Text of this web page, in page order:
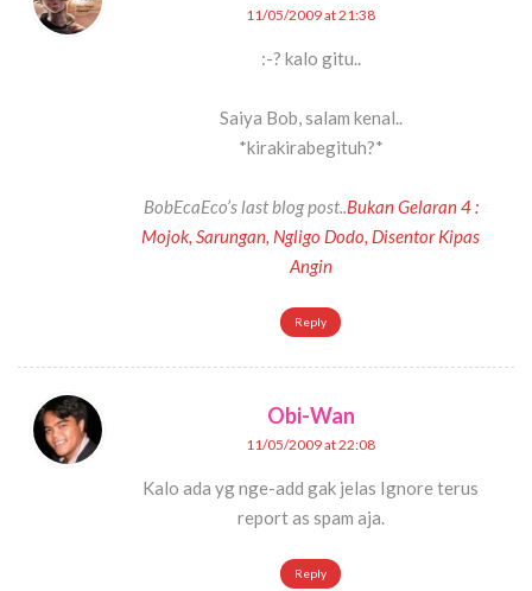
11/05/2009 at 21:38
:-? kalo gitu..
Saiya Bob, salam kenal..
*kirakirabegituh?*
BobEcaEco’s last blog post..Bukan Gelaran 4 :
Mojok, Sarungan, Ngligo Dodo, Disentor Kipas
Angin
Reply
Obi-Wan
11/05/2009 at 22:08
Kalo ada yg nge-add gak jelas Ignore terus
report as spam aja.
Reply